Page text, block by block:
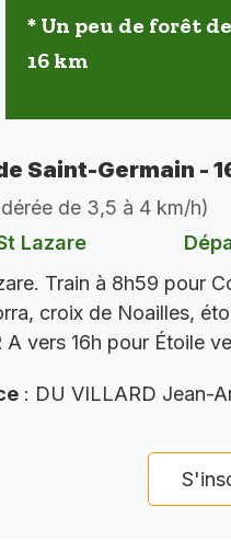
* Un peu de forêt
16 km
Saint-Germain -
de 3,5 à 4 km/h)
Lazare
Train à 8h59 pour
croix de Noailles,
A vers 16h pour Étoile
: DU VILLARD Jean-